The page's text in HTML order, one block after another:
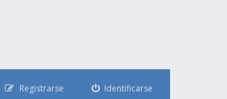
Identificarse
Registrarse